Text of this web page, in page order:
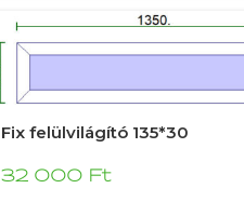
Fix felülvilágító 135*30
32 000 Ft